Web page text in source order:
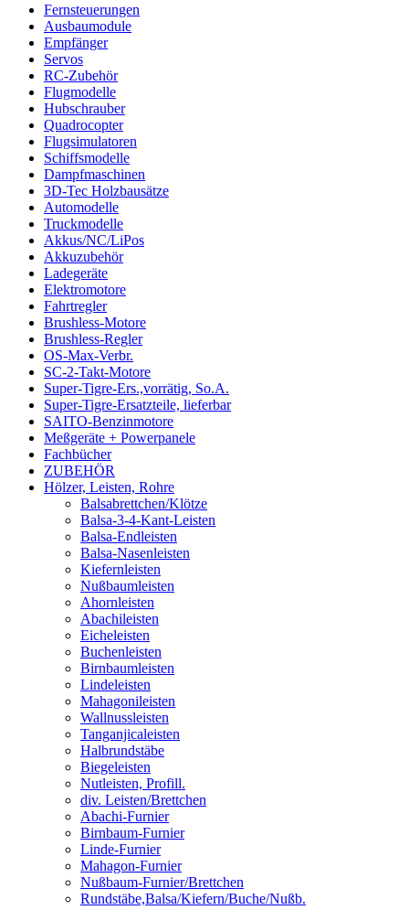
Fernsteuerungen
Ausbaumodule
Empfänger
Servos
RC-Zubehör
Flugmodelle
Hubschrauber
Quadrocopter
Flugsimulatoren
Schiffsmodelle
Dampfmaschinen
3D-Tec Holzbausätze
Automodelle
Truckmodelle
Akkus/NC/LiPos
Akkuzubehör
Ladegeräte
Elektromotore
Fahrtregler
Brushless-Motore
Brushless-Regler
OS-Max-Verbr.
SC-2-Takt-Motore
Super-Tigre-Ers.,vorrätig, So.A.
Super-Tigre-Ersatzteile, lieferbar
SAITO-Benzinmotore
Meßgeräte + Powerpanele
Fachbücher
ZUBEHÖR
Hölzer, Leisten, Rohre
Balsabrettchen/Klötze
Balsa-3-4-Kant-Leisten
Balsa-Endleisten
Balsa-Nasenleisten
Kiefernleisten
Nußbaumleisten
Ahornleisten
Abachileisten
Eicheleisten
Buchenleisten
Birnbaumleisten
Lindeleisten
Mahagonileisten
Wallnussleisten
Tanganjicaleisten
Halbrundstäbe
Biegeleisten
Nutleisten, Profill.
div. Leisten/Brettchen
Abachi-Furnier
Birnbaum-Furnier
Linde-Furnier
Mahagon-Furnier
Nußbaum-Furnier/Brettchen
Rundstäbe,Balsa/Kiefern/Buche/Nußb.